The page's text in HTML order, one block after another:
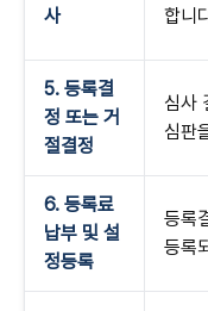
사
합니
5. 등록결
정 또는 거
절결정
심사
심판
6. 등록료
납부 및 설
정등록
등록
등록